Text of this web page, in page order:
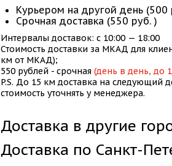
Курьером на другой день (500
Срочная доставка (550 руб. )
Интервалы доставок: с 10:00 — 18:00
Стоимость доставки за МКАД для
км от МКАД);
550 рублей - срочная (день в день, до
P.S. До 15 км доставка на следующий
стоимость уточнять у менеджера.
Доставка в другие
Доставка по Санкт-